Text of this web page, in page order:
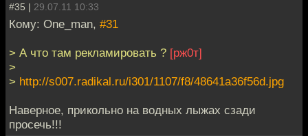
#35 | 29.07.11 10:33
Кому: One_man, #31
> А что там рекламировать ? [рж0т]
>
> http://s007.radikal.ru/i301/1107/f8/48641a36f56d.jpg
Наверное, прикольно на водных лыжах сзади
просечь!!!